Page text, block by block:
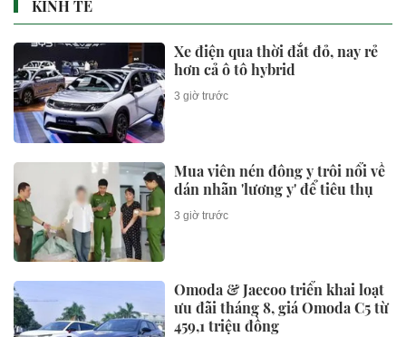
KINH TẾ
Xe điện qua thời đắt đỏ, nay rẻ
hơn cả ô tô hybrid
3 giờ trước
Mua viên nén đông y trôi nổi về
dán nhãn 'lương y' để tiêu thụ
3 giờ trước
Omoda & Jaecoo triển khai loạt
ưu đãi tháng 8, giá Omoda C5 từ
459,1 triệu đồng